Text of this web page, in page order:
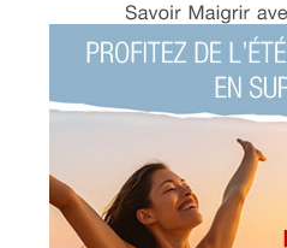
Blog de
21 - 30 31 - 40 41 - 48 »
‹ Préc. 11 12 13 14 15